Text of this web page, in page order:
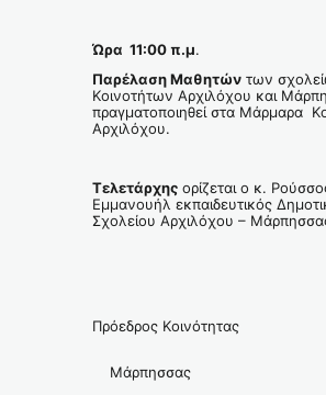
Ώρα 11:00 π.μ.
Παρέλαση Μαθητών των
Κοινοτήτων Αρχιλόχου και
πραγματοποιηθεί στα Μάρμαρα
Αρχιλόχου.
Τελετάρχης ορίζεται ο κ.
Εμμανουήλ εκπαιδευτικός
Σχολείου Αρχιλόχου –
Πρόεδρος Κοινότητας
Μάρπησσας